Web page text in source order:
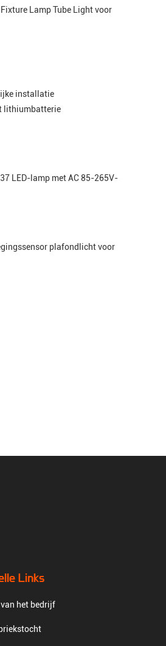
Fixture Lamp Tube Light voor
installatie
lithiumbatterie
LED-lamp met AC 85-265V-
plafondlicht voor
Links
het bedrijf